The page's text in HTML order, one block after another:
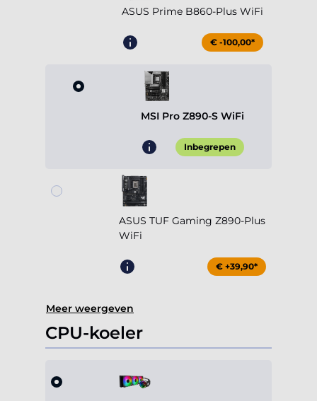
ASUS Prime B860-Plus WiFi
€ -100,00*
MSI Pro Z890-S WiFi
Inbegrepen
ASUS TUF Gaming Z890-Plus
WiFi
€ +39,90*
Meer weergeven
CPU-koeler